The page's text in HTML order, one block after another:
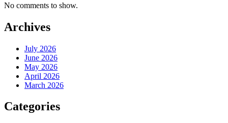
No comments to show.
Archives
July 2026
June 2026
May 2026
April 2026
March 2026
Categories